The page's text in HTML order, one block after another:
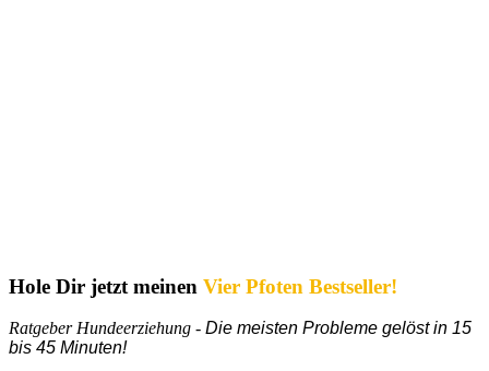
Hole Dir jetzt meinen Vier Pfoten Bestseller!
Ratgeber Hundeerziehung - Die meisten Probleme gelöst in 15
bis 45 Minuten!